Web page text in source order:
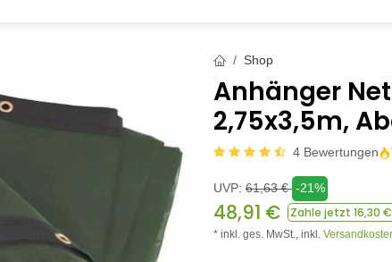
Shop
Anhänger
2,75x3,5m,
4 Bewertungen
UVP: 61,63€ -21%
48,91 € Zahle jetzt 16,30
* inkl. ges. MwSt., inkl.